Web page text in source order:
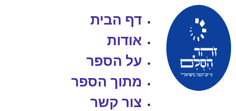
דף הבית
אודות
על הספר
מתוך הספר
צור קשר